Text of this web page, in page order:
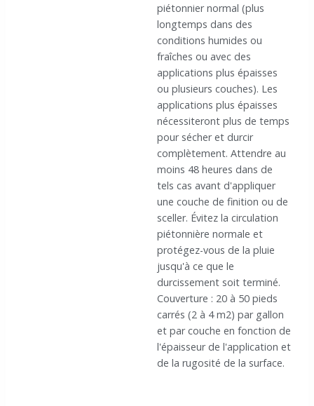
piétonnier normal (plus
longtemps dans des
conditions humides ou
fraîches ou avec des
applications plus épaisses
ou plusieurs couches). Les
applications plus épaisses
nécessiteront plus de temps
pour sécher et durcir
complètement. Attendre au
moins 48 heures dans de
tels cas avant d'appliquer
une couche de finition ou de
sceller. Évitez la circulation
piétonnière normale et
protégez-vous de la pluie
jusqu'à ce que le
durcissement soit terminé.
Couverture : 20 à 50 pieds
carrés (2 à 4 m2) par gallon
et par couche en fonction de
l'épaisseur de l'application et
de la rugosité de la surface.